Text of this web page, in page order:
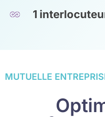
1
MUTUELLE